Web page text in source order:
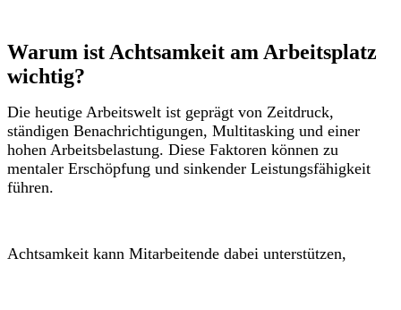
Warum ist Achtsamkeit am Arbeitsplatz
wichtig?
Die heutige Arbeitswelt ist geprägt von Zeitdruck,
ständigen Benachrichtigungen, Multitasking und einer
hohen Arbeitsbelastung. Diese Faktoren können zu
mentaler Erschöpfung und sinkender Leistungsfähigkeit
führen.
Achtsamkeit kann Mitarbeitende dabei unterstützen,